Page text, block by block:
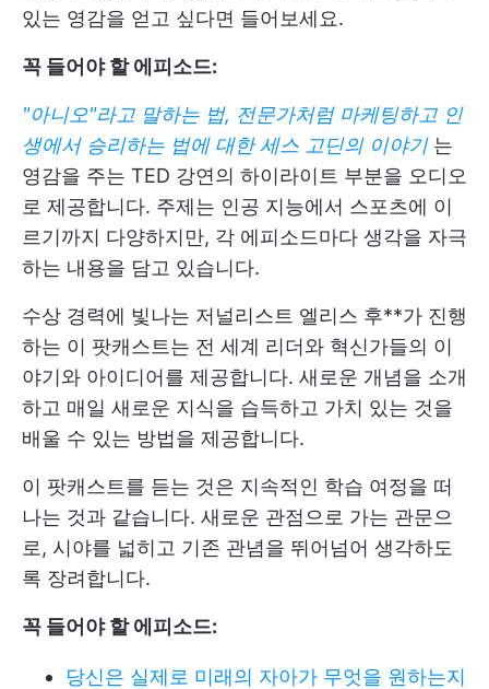
있는 영감을 얻고 싶다면 들어보세요.
꼭 들어야 할 에피소드:
"아니오"라고 말하는 법, 전문가처럼 마케팅하고 인
생에서 승리하는 법에 대한 세스 고딘의 이야기는
영감을 주는 TED 강연의 하이라이트 부분을 오디오
로 제공합니다. 주제는 인공 지능에서 스포츠에 이
르기까지 다양하지만, 각 에피소드마다 생각을 자극
하는 내용을 담고 있습니다.
수상 경력에 빛나는 저널리스트 엘리스 후**가 진행
하는 이 팟캐스트는 전 세계 리더와 혁신가들의 이
야기와 아이디어를 제공합니다. 새로운 개념을 소개
하고 매일 새로운 지식을 습득하고 가치 있는 것을
배울 수 있는 방법을 제공합니다.
이 팟캐스트를 듣는 것은 지속적인 학습 여정을 떠
나는 것과 같습니다. 새로운 관점으로 가는 관문으
로, 시야를 넓히고 기존 관념을 뛰어넘어 생각하도
록 장려합니다.
꼭 들어야 할 에피소드:
당신은 실제로 미래의 자아가 무엇을 원하는지